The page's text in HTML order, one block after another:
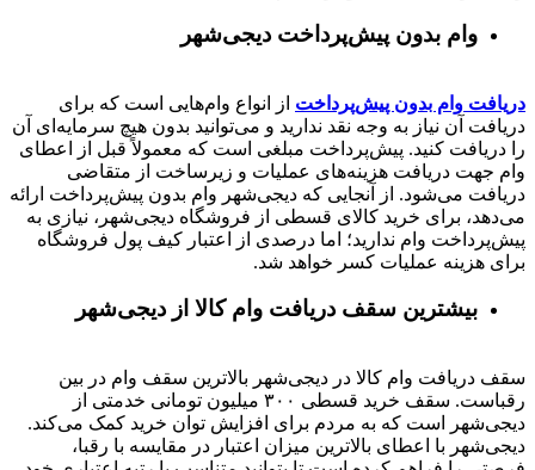
وام بدون پیش‌پرداخت‌ دیجی‌شهر
دریافت وام بدون پیش‌پرداخت از انواع وام‌هایی است که برای
دریافت آن نیاز به وجه نقد ندارید و می‌توانید بدون هیچ سرمایه‌ای آن
را دریافت کنید. پیش‌پرداخت مبلغی است که معمولاً قبل از اعطای
وام جهت دریافت هزینه‌های عملیات و زیرساخت از متقاضی
دریافت می‌شود. از آنجایی که دیجی‌شهر وام بدون پیش‌پرداخت ارائه
می‌دهد، برای خرید کالای قسطی از فروشگاه دیجی‌شهر، نیازی به
پیش‌پرداخت وام ندارید؛ اما درصدی از اعتبار کیف پول فروشگاه
برای هزینه عملیات کسر خواهد شد.
بیشترین سقف دریافت وام کالا از دیجی‌شهر
سقف دریافت وام کالا در دیجی‌شهر بالاترین سقف وام در بین
رقباست. سقف خرید قسطی ۳۰۰ میلیون تومانی خدمتی از
دیجی‌شهر است که به مردم برای افزایش توان خرید کمک می‌کند.
دیجی‌شهر با اعطای بالاترین میزان اعتبار در مقایسه با رقبا،